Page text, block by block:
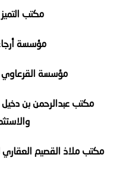
مكتب
مؤسسة
مؤسسة القرعاوي
مكتب عبدالرحمن بن دخيل
مكتب ملاذ القصيم العقاري